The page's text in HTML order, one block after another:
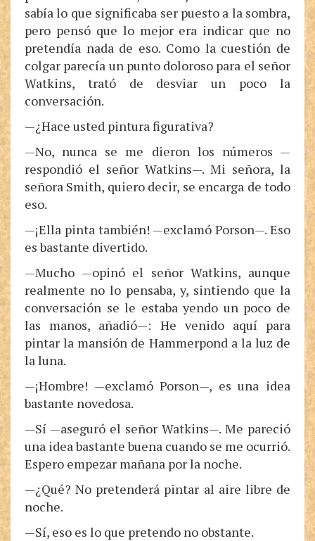
sabía lo que significaba ser puesto a la sombra,
pero pensó que lo mejor era indicar que no
pretendía nada de eso. Como la cuestión de
colgar parecía un punto doloroso para el señor
Watkins, trató de desviar un poco la
conversación.
—¿Hace usted pintura figurativa?
—No, nunca se me dieron los números —
respondió el señor Watkins—. Mi señora, la
señora Smith, quiero decir, se encarga de todo
eso.
—¡Ella pinta también! —exclamó Porson—. Eso
es bastante divertido.
—Mucho —opinó el señor Watkins, aunque
realmente no lo pensaba, y, sintiendo que la
conversación se le estaba yendo un poco de
las manos, añadió—: He venido aquí para
pintar la mansión de Hammerpond a la luz de
la luna.
—¡Hombre! —exclamó Porson—, es una idea
bastante novedosa.
—Sí —aseguró el señor Watkins—. Me pareció
una idea bastante buena cuando se me ocurrió.
Espero empezar mañana por la noche.
—¿Qué? No pretenderá pintar al aire libre de
noche.
—Sí, eso es lo que pretendo no obstante.